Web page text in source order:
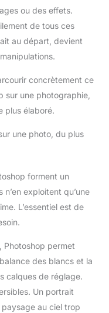
ou des effets.
de tous ces
au départ, devient
concrètement ce
sur une photographie,
plus élaboré.
une photo, du plus
forment un
exploitent qu’une
L’essentiel est de
, Photoshop permet
des blancs et la
calques de réglage.
Un portrait
au ciel trop